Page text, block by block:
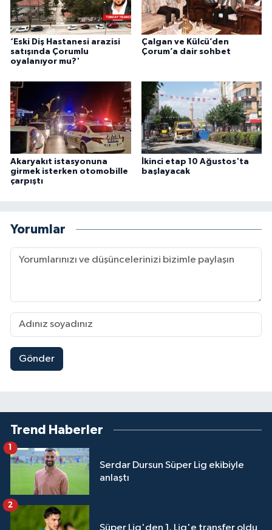
‘Eski Diş Hastanesi arazisi
satışında Çorumlu
oyalanıyor mu?'
Çalgan ve Külcü’den
Çorum’a dair sohbet
Akaryakıt istasyonuna
girmek isterken otomobille
çarpıştı
İkinci etap 10 Ağustos'ta
başlayacak
Yorumlar
Gönder
Trend Haberler
Serdar Dursun Süper Lig ekibiyle
anlaştı
2